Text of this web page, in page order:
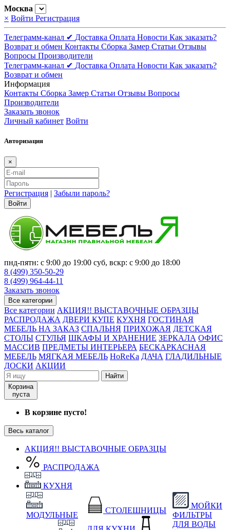
Москва
× Войти Регистрация
Телеграмм-канал ✔ Доставка Оплата Новости Как заказать?
Возврат и обмен Контакты Сборка Замер Статьи Отзывы
Вопросы Производители
Телеграмм-канал ✔ Доставка Оплата Новости Как заказать?
Возврат и обмен
Информация
Контакты Сборка Замер Статьи Отзывы Вопросы
Производители
Заказать звонок
Личный кабинет Войти
Авторизация
×
Регистрация | Забыли пароль?
Войти
пнд-пятн: с 9:00 до 19:00 суб, вскр: с 9:00 до 18:00
8 (499) 350-50-29
8 (499) 964-44-11
Заказать звонок
Все категории
Все категории АКЦИЯ!! ВЫСТАВОЧНЫЕ ОБРАЗЦЫ
РАСПРОДАЖА ДВЕРИ КУПЕ КУХНЯ ГОСТИНАЯ
МЕБЕЛЬ НА ЗАКАЗ СПАЛЬНЯ ПРИХОЖАЯ ДЕТСКАЯ
СТОЛЫ СТУЛЬЯ ШКАФЫ И ХРАНЕНИЕ ЗЕРКАЛА ОФИС
МАССИВ ПРЕДМЕТЫ ИНТЕРЬЕРА БЕСКАРКАСНАЯ
МЕБЕЛЬ МЯГКАЯ МЕБЕЛЬ HoReKa ДАЧА ГЛАДИЛЬНЫЕ
ДОСКИ АКЦИИ
Найти
Корзина
пуста
В корзине пусто!
Весь каталог
АКЦИЯ!! ВЫСТАВОЧНЫЕ ОБРАЗЦЫ
РАСПРОДАЖА
КУХНЯ
МОДУЛЬНЫЕ
СТОЛЕШНИЦЫ
МОЙКИ
ФИЛЬТРЫ
ДЛЯ ВОДЫ